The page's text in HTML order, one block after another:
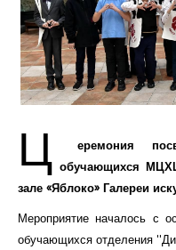
Образование
Доп. образование
Курсы повышения
Конкурсы
Ц
еремония
обучающихся
зале «Яблоко» Галереи
Мероприятие началось с
обучающихся отделения